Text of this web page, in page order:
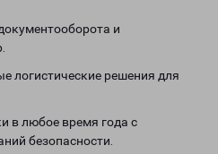
и
логистические решения для
в любое время года с
безопасности.